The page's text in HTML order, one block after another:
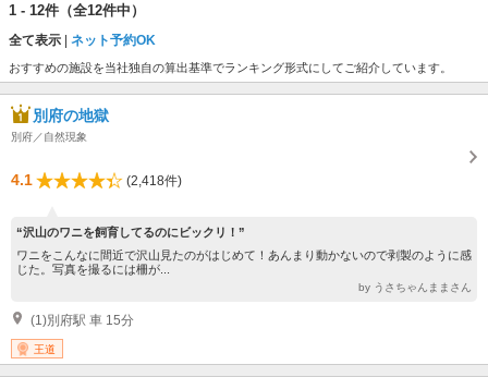
1 - 12件 （全12件中）
全て表示 ネット予約OK
おすすめの施設を当社独自の算出基準でランキング形式にしてご紹介しています。
別府の地獄
別府／自然現象
4.1 (2,418件)
“沢山のワニを飼育してるのにビックリ！”
ワニをこんなに間近で沢山見たのがはじめて！あんまり動かないので剥製のように感
じた。写真を撮るには柵が...
by うさちゃんままさん
(1)別府駅 車 15分
王道